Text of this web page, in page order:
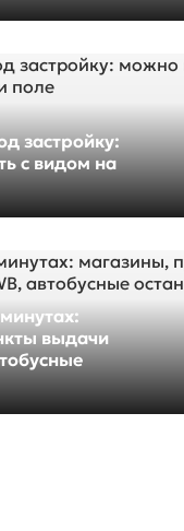
застройку:
с видом на
выдачи